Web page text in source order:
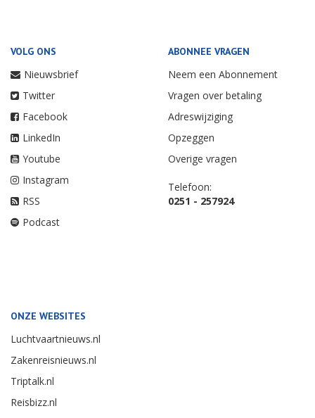
VOLG ONS
Nieuwsbrief
Twitter
Facebook
LinkedIn
Youtube
Instagram
RSS
Podcast
ABONNEE VRAGEN
Neem een Abonnement
Vragen over betaling
Adreswijziging
Opzeggen
Overige vragen
Telefoon:
0251 - 257924
ONZE WEBSITES
Luchtvaartnieuws.nl
Zakenreisnieuws.nl
Triptalk.nl
Reisbizz.nl